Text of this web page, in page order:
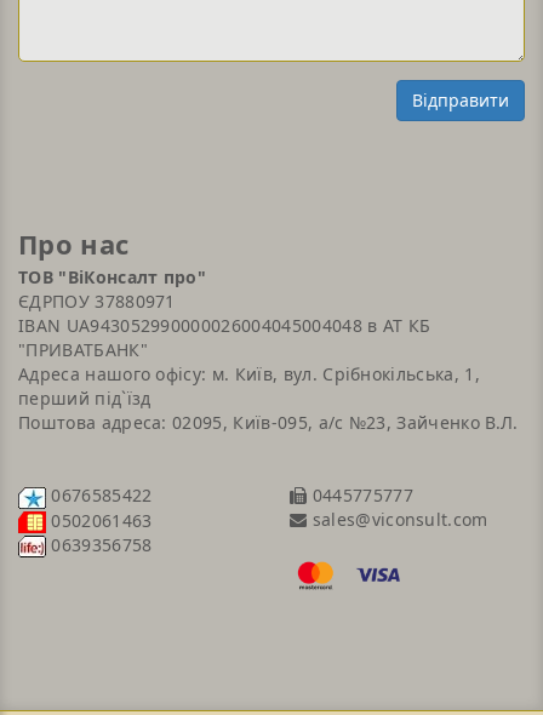
Відправити
Про нас
ТОВ "ВіКонсалт про"
ЄДРПОУ 37880971
IBAN UA943052990000026004045004048 в АТ КБ
"ПРИВАТБАНК"
Адреса нашого офісу: м. Київ, вул. Срібнокільська, 1,
перший під`їзд
Поштова адреса: 02095, Київ-095, а/с №23, Зайченко В.Л.
0676585422
0502061463
0639356758
0445775777
sales@viconsult.com